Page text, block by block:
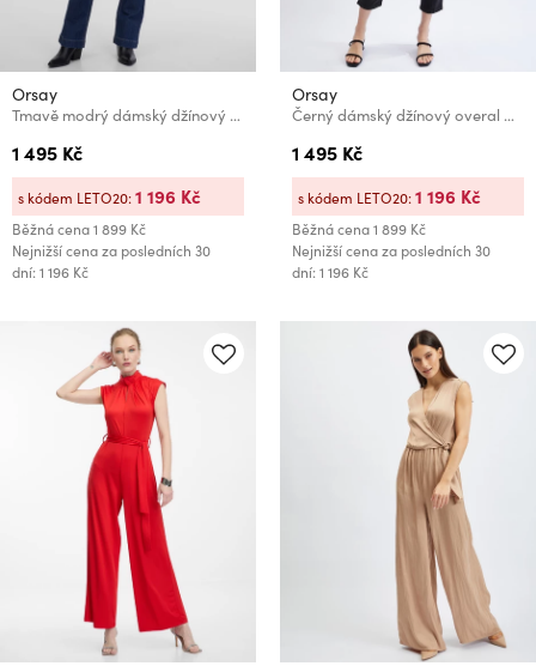
Orsay
Tmavě modrý dámský džínový overal ORSAY
1 495 Kč
Běžná cena1 899 Kč
Nejnižší cena za posledních 30
dní: 1 196 Kč
s kódem LETO20:1 196 Kč
Orsay
Černý dámský džínový overal ORSAY
1 495 Kč
Běžná cena1 899 Kč
Nejnižší cena za posledních 30
dní: 1 196 Kč
s kódem LETO20:1 196 Kč